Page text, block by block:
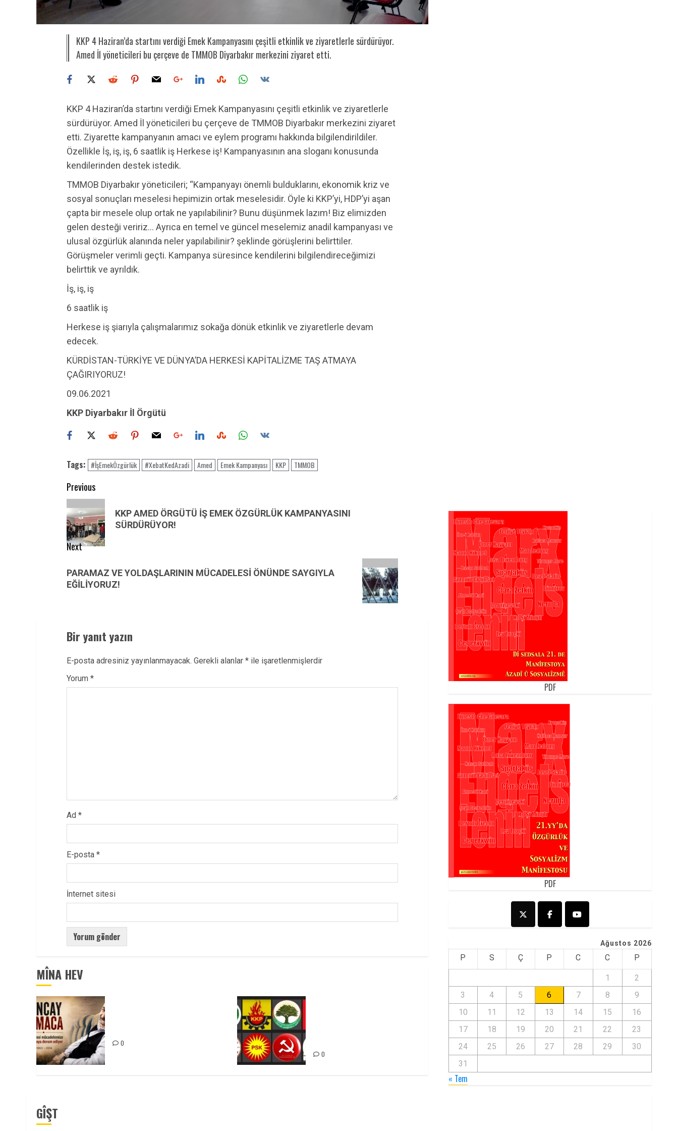
KKP 4 Haziran’da startını verdiği Emek Kampanyasını çeşitli etkinlik ve ziyaretlerle sürdürüyor.
Amed İl yöneticileri bu çerçeve de TMMOB Diyarbakır merkezini ziyaret etti.
KKP 4 Haziran’da startını verdiği Emek Kampanyasını çeşitli etkinlik ve ziyaretlerle
sürdürüyor. Amed İl yöneticileri bu çerçeve de TMMOB Diyarbakır merkezini ziyaret
etti. Ziyarette kampanyanın amacı ve eylem programı hakkında bilgilendirildiler.
Özellikle İş, iş, iş, 6 saatlik iş Herkese iş! Kampanyasının ana sloganı konusunda
kendilerinden destek istedik.
TMMOB Diyarbakır yöneticileri; “Kampanyayı önemli bulduklarını, ekonomik kriz ve
sosyal sonuçları meselesi hepimizin ortak meselesidir. Öyle ki KKP’yi, HDP’yi aşan
çapta bir mesele olup ortak ne yapılabilinir? Bunu düşünmek lazım! Biz elimizden
gelen desteği veririz… Ayrıca en temel ve güncel meselemiz anadil kampanyası ve
ulusal özgürlük alanında neler yapılabilinir? şeklinde görüşlerini belirttiler.
Görüşmeler verimli geçti. Kampanya süresince kendilerini bilgilendireceğimizi
belirttik ve ayrıldık.
İş, iş, iş
6 saatlik iş
Herkese iş şiarıyla çalışmalarımız sokağa dönük etkinlik ve ziyaretlerle devam
edecek.
KÜRDİSTAN-TÜRKİYE VE DÜNYA’DA HERKESİ KAPİTALİZME TAŞ ATMAYA
ÇAĞIRIYORUZ!
09.06.2021
KKP Diyarbakır İl Örgütü
Tags: #İşEmekÖzgürlük #XebatKedAzadi Amed Emek Kampanyası KKP TMMOB
Post
navigation
Previous
Previous
post:
KKP AMED ÖRGÜTÜ İŞ EMEK ÖZGÜRLÜK KAMPANYASINI
SÜRDÜRÜYOR!
Next
post:
PARAMAZ VE YOLDAŞLARININ MÜCADELESİ ÖNÜNDE SAYGIYLA
EĞİLİYORUZ!
Bir yanıt yazın
E-posta adresiniz yayınlanmayacak. Gerekli alanlar * ile işaretlenmişlerdir
Yorum *
Ad *
E-posta *
İnternet sitesi
MÎNA HEV
0
0
PDF
PDF
Ağustos 2026
P S Ç P C C P
1
2
3
4 5 6 7 8
9
10
11 12 13 14 15
16
17
18 19 20 21 22
23
24
25 26 27 28 29
30
31
« Tem
GÎŞT